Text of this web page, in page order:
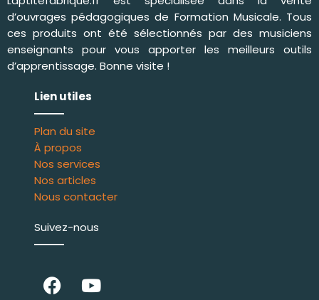
d’ouvrages pédagogiques de Formation Musicale. Tous
ces produits ont été sélectionnés par des musiciens
enseignants pour vous apporter les meilleurs outils
d’apprentissage. Bonne visite !
Lien utiles
Plan du site
À propos
Nos services
Nos articles
Nous contacter
Suivez-nous